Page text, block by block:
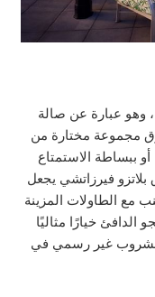
وهو عبارة عن صالة
مجموعة مختارة من
ببساطة الاستمتاع
فيرزاتشي يجعل
مع الطاولات المزينة
الدافئ خيارًا مثاليًا
مشروب غير رسمي في